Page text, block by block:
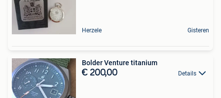
Herzele Gisteren
Bolder Venture titanium
€ 200,00 Details